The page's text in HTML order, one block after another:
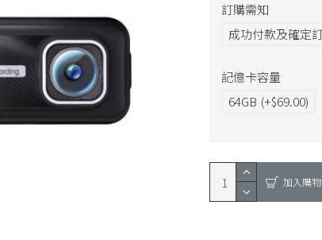
訂購需知
成功付款及確定
記億卡容量
64GB (+$69.00)
加入購